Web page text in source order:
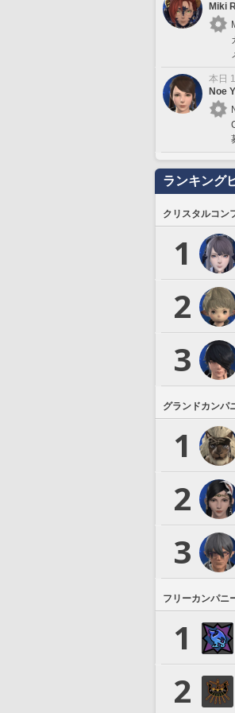
Miki
本日
Noe
ランキング
クリスタルコン
1
2
3
グランドカンパ
1
2
3
フリーカンパニ
1
2